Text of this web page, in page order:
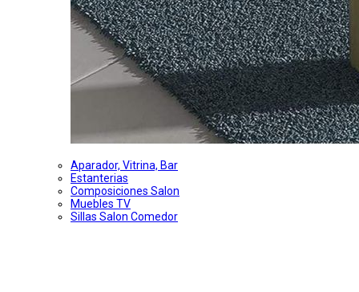
Aparador, Vitrina, Bar
Estanterias
Composiciones Salon
Muebles TV
Sillas Salon Comedor